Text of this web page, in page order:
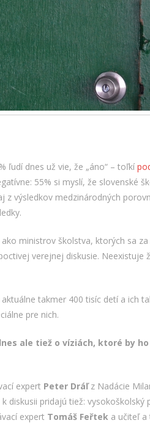
ľudí dnes už vie, že „áno“ – toľkí
55% si myslí, že slovenské
z výsledkov medzinárodných
ministrov školstva, ktorých sa
verejnej diskusie. Neexistuje
takmer 400 tisíc detí a ich
pre nich.
ale tiež o víziách, ktoré by
expert Peter Dráľz Nadácie
diskusii pridajú tiež: vysokoškolský
expert Tomáš Feřtek a učiteľ a